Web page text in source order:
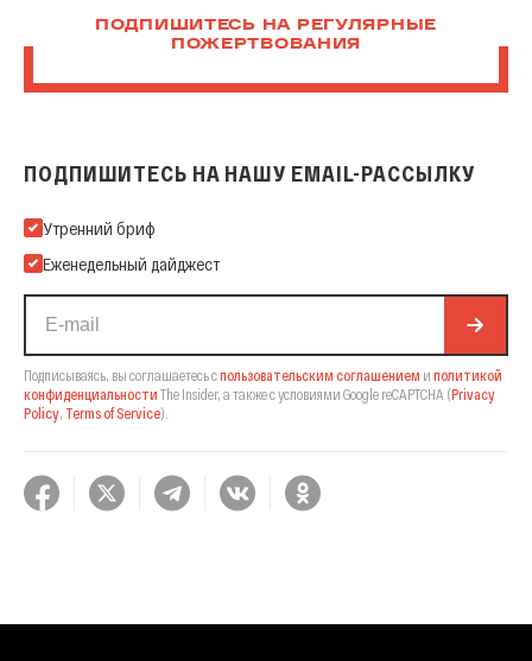
ПОДПИШИТЕСЬ НА РЕГУЛЯРНЫЕ
ПОЖЕРТВОВАНИЯ
ПОДПИШИТЕСЬ НА НАШУ EMAIL-РАССЫЛКУ
Подпишитесь на нашу Email-рассылку
Утренний бриф
Еженедельный дайджест
Подписываясь, вы соглашаетесь спользовательским соглашением и политикой
конфиденциальности The Insider, а также с условиями Google reCAPTCHA (Privacy
Policy, Terms of Service).